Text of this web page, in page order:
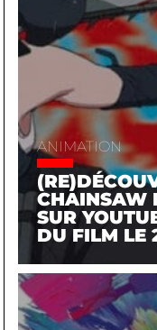
ANIMATION
CHAINSAW
SUR
DU FILM LE